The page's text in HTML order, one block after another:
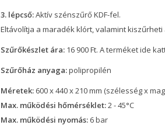
3. lépcső:Aktív szénszűrő KDF-fel.
Eltávolítja a maradék klórt, valamint
Szűrőkészlet ára: 16 900 Ft.A terméket ide
Szűrőház anyaga:polipropilén
Méretek: 600 x 440 x 210 mm (szélesség x
Max. működési hőmérséklet:2 - 45°C
Max. működési nyomás: 6 bar